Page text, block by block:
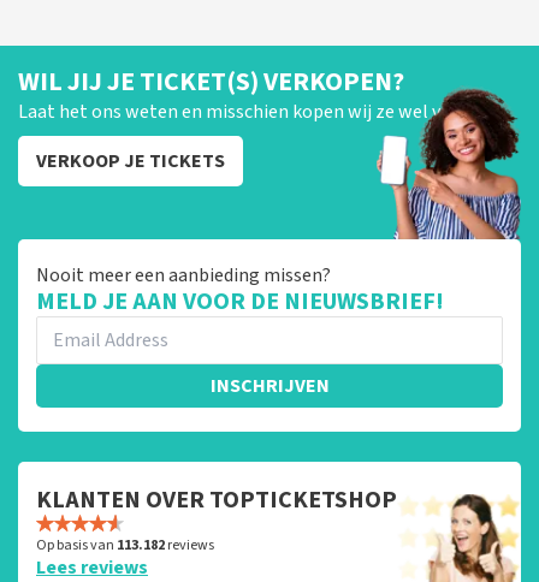
WIL JIJ JE TICKET(S) VERKOPEN?
Laat het ons weten en misschien kopen wij ze wel van je!
VERKOOP JE TICKETS
Nooit meer een aanbieding missen?
MELD JE AAN VOOR DE NIEUWSBRIEF!
INSCHRIJVEN
KLANTEN OVER TOPTICKETSHOP
Op basis van 113.182reviews
Lees reviews